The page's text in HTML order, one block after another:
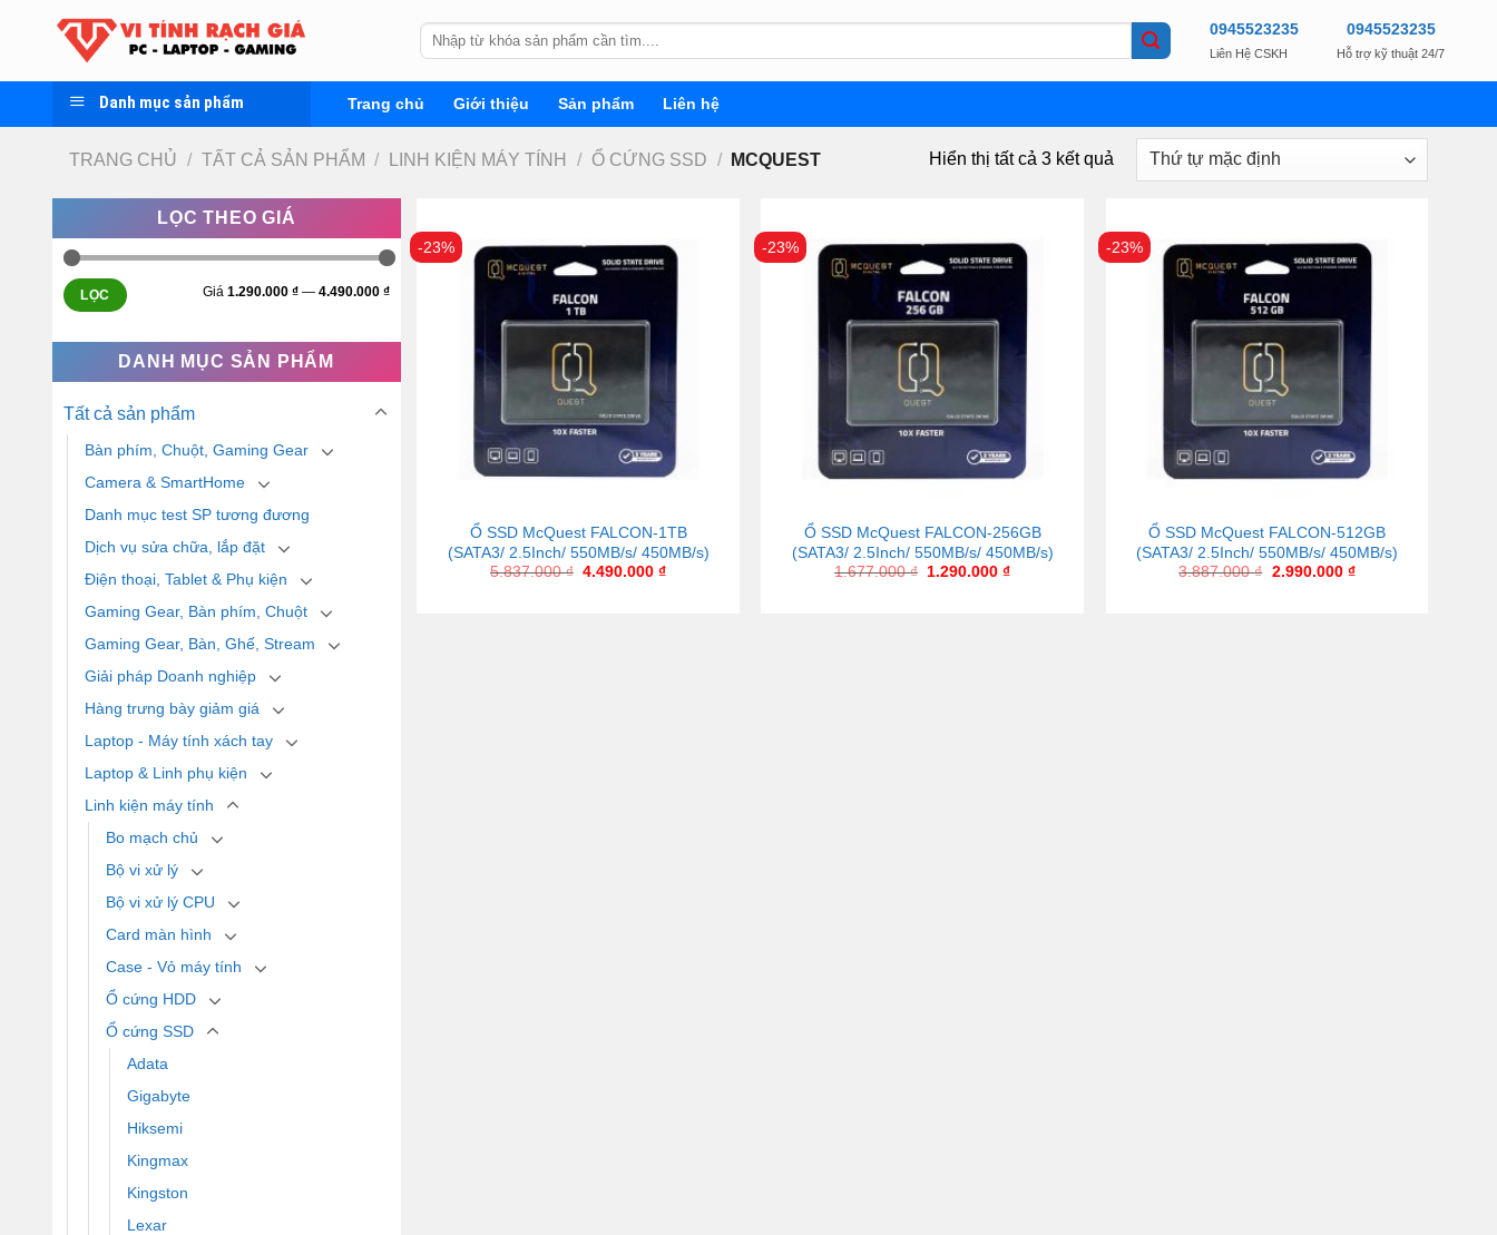
Tìm
kiếm:
0945523235
Liên Hệ CSKH
0945523235
Hỗ trợ kỹ thuật 24/7
Danh mục sản phẩm Trang chủ Giới thiệu Sản phẩm Liên hệ
TRANG CHỦ / TẤT CẢ SẢN PHẨM / LINH KIỆN MÁY TÍNH / Ổ CỨNG SSD / MCQUEST Hiển thị tất cả 3 kết quả
LỌC THEO GIÁ
LỌC Giá 1.290.000 ₫— 4.490.000 ₫
DANH MỤC SẢN PHẨM
Tất cả sản phẩm
Bàn phím, Chuột, Gaming Gear
Camera & SmartHome
Danh mục test SP tương đương
Dịch vụ sửa chữa, lắp đặt
Điện thoại, Tablet & Phụ kiện
Gaming Gear, Bàn phím, Chuột
Gaming Gear, Bàn, Ghế, Stream
Giải pháp Doanh nghiệp
Hàng trưng bày giảm giá
Laptop - Máy tính xách tay
Laptop & Linh phụ kiện
Linh kiện máy tính
Bo mạch chủ
Bộ vi xử lý
Bộ vi xử lý CPU
Card màn hình
Case - Vỏ máy tính
Ổ cứng HDD
Ổ cứng SSD
Adata
Gigabyte
Hiksemi
Kingmax
Kingston
Lexar
-23%
Ổ SSD McQuest FALCON-1TB
(SATA3/ 2.5Inch/ 550MB/s/ 450MB/s)
5.837.000₫ 4.490.000₫
-23%
Ổ SSD McQuest FALCON-256GB
(SATA3/ 2.5Inch/ 550MB/s/ 450MB/s)
1.677.000₫ 1.290.000₫
-23%
Ổ SSD McQuest FALCON-512GB
(SATA3/ 2.5Inch/ 550MB/s/ 450MB/s)
3.887.000₫ 2.990.000 ₫